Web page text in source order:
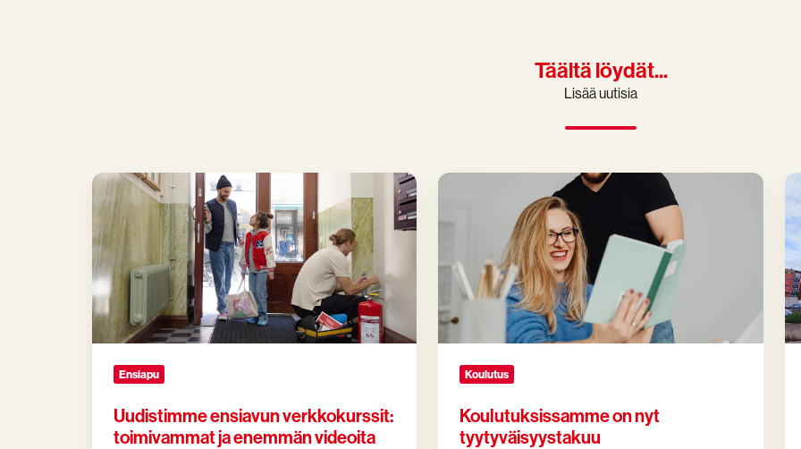
Täältä löydät...
Lisää uutisia
Uudistimme
ensiavun
verkkokurssit:
toimivammat
ja
enemmän
videoita
Ensiapu
Uudistimme ensiavun verkkokurssit:
toimivammat ja enemmän videoita
Koulutuksissamme
nyt
tyytyväisyystakuu
Koulutus
Koulutuksissamme on nyt
tyytyväisyystakuu